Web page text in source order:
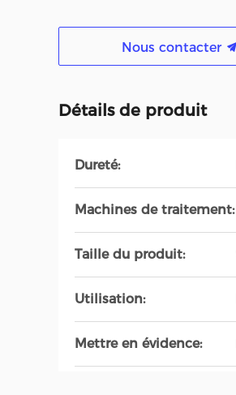
Nous contacter
Détails de produit
Dureté:
Machines de traitement:
Taille du produit:
Utilisation:
Mettre en évidence: